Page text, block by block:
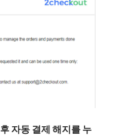
자동 결제 해지를 누